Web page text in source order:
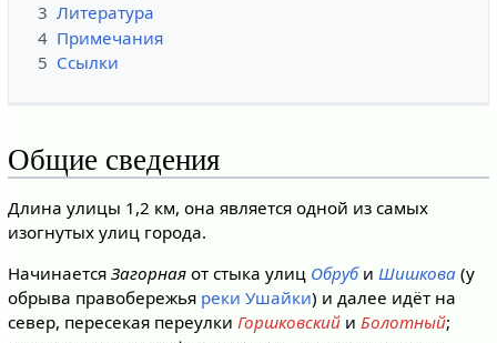
3 Литература
4 Примечания
5 Ссылки
Общие сведения
Длина улицы 1,2 км, она является одной из самых
изогнутых улиц города.
Начинается Загорнаяот стыка улиц Обруби Шишкова(у
обрыва правобережья реки Ушайки) и далее идёт на
север, пересекая переулки Горшковскийи Болотный;